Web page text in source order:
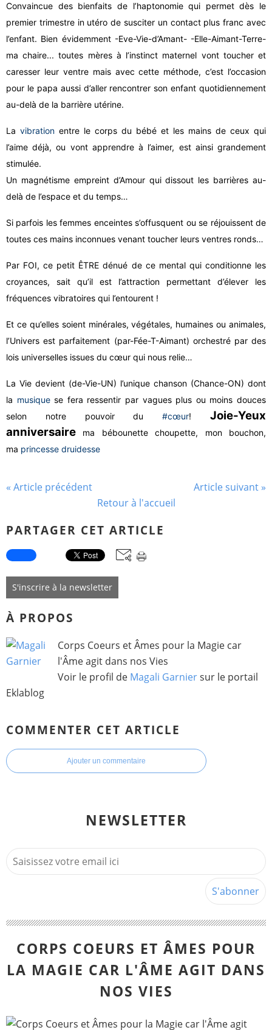
Convaincue des bienfaits de l’haptonomie qui permet dès le
premier trimestre in utéro de susciter un contact plus franc avec
l’enfant. Bien évidemment -Eve-Vie-d’Amant- -Elle-Aimant-Terre-
ma chaire... toutes mères à l’instinct maternel vont toucher et
caresser leur ventre mais avec cette méthode, c’est l’occasion
pour le papa aussi d’aller rencontrer son enfant quotidiennement
au-delà de la barrière utérine.
La vibration entre le corps du bébé et les mains de ceux qui
l’aime déjà, ou vont apprendre à l’aimer, est ainsi grandement
stimulée.
Un magnétisme empreint d’Amour qui dissout les barrières au-
delà de l’espace et du temps…
Si parfois les femmes enceintes s’offusquent ou se réjouissent de
toutes ces mains inconnues venant toucher leurs ventres ronds…
Par FOI, ce petit ÊTRE dénué de ce mentalqui conditionne les
croyances, sait qu’il est l’attraction permettant d’élever les
fréquences vibratoires qui l’entourent !
Et ce qu’elles soient minérales, végétales, humaines ou animales,
l’Univers est parfaitement (par-Fée-T-Aimant) orchestré par des
lois universelles issues du cœur qui nous relie…
La Vie devient (de-Vie-UN) l’unique chanson (Chance-ON) dont
la musiquese fera ressentir par vagues plus ou moins douces
selon notre pouvoir du#cœur!Joie-Yeux
anniversaire
ma bébounette choupette, mon bouchon,
ma princesse druidesse
« Article précédent
Article suivant »
Retour à l'accueil
PARTAGER CET ARTICLE
S'inscrire à la newsletter
À PROPOS
Corps Coeurs et Âmes pour la Magie car
l'Âme agit dans nos Vies
Voir le profil de Magali Garniersur le portail
Eklablog
COMMENTER CET ARTICLE
Ajouter un commentaire
NEWSLETTER
CORPS COEURS ET ÂMES POUR
LA MAGIE CAR L'ÂME AGIT DANS
NOS VIES